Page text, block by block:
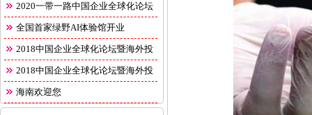
2020一带一路中国企业全球化论坛
全国首家绿野AI体验馆开业
2018中国企业全球化论坛暨海外投
2018中国企业全球化论坛暨海外投
海南欢迎您